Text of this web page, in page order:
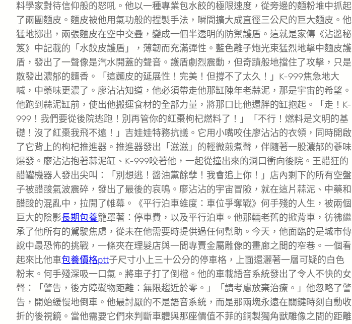
料學家對待信仰般的怒吼。他以一種專業包水餃的極限速度，從旁邊的麵粉堆中抓起
了兩團麵皮。麵皮被他用氣功般的捏製手法，瞬間擴大成直徑三公尺的巨大麵皮。他
猛地擲出，兩張麵皮在空中交疊，變成一個半透明的防禦護盾。這就是家傳《沾醬秘
笈》中記載的「水餃皮護盾」，薄韌而充滿彈性。藍色離子炮光束猛烈地擊中麵皮護
盾，發出了一聲像是汽水開蓋的聲音。護盾劇烈震動，但奇蹟般地擋住了攻擊，只是
散發出濃郁的麵香。「這麵皮的延展性！完美！但撐不了太久！」K-999焦急地大
喊，中藥味更濃了。廖沾沾知道，他必須帶走他那缸陳年老蒜泥，那是宇宙的希望。
他跑到蒜泥缸前，使出他搬運食材的全部力量，將那口比他還胖的缸抱起。「走！K-
999！我們要從後院逃跑！別再管你的紅棗枸杞燃料了！」「不行！燃料是文明的基
礎！沒了紅棗我飛不遠！」吉娃娃特務抗議。它用小嘴咬住廖沾沾的衣領，同時開啟
了它背上的枸杞推進器。推進器發出「滋滋」的輕微煎煮聲，伴隨著一股濃郁的蔘味
爆發。廖沾沾抱著蒜泥缸、K-999咬著他，一起從撞出來的洞口衝向後院。王醋狂的
醋罐機器人發出尖叫：「別想逃！醬油黨餘孽！我會追上你！」店內剩下的所有空盤
子被醋酸氣波震碎，發出了最後的哀鳴。廖沾沾的宇宙冒險，就在這片蒜泥、中藥和
醋酸的混亂中，拉開了帷幕。《平行泊車維度：車位爭奪戰》何手殘的人生，被兩個
巨大的陰影長期包養籠罩著：停車費，以及平行泊車。他那輛老舊的掀背車，彷彿繼
承了他所有的駕駛焦慮，從未在他需要時提供過任何幫助。今天，他面臨的是城市傳
說中最恐怖的挑戰，一條夾在理髮店與一間專賣金屬雕像的畫廊之間的窄巷。一個看
起來比他車包養價格ptt子尺寸小上三十公分的停車格，上面還灑著一層可疑的白色
粉末。何手殘深吸一口氣。將車子打了倒檔。他的車載語音系統發出了令人不快的女
聲：「警告，後方障礙物距離：無限趨近於零。」「請考慮放棄治療。」他忽略了警
告，開始緩慢地倒車。他最討厭的不是語音系統，而是那兩塊永遠在關鍵時刻自動收
折的後視鏡。當他需要它們來判斷車體與那座價值不菲的銅製獨角獸雕像之間的距離